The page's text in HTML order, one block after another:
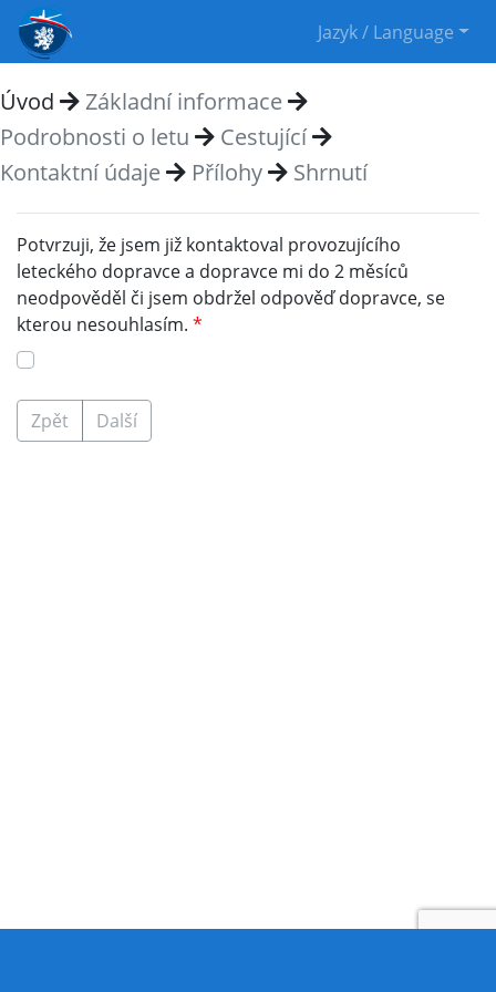
Jazyk / Language
Úvod
Základní informace
Podrobnosti o letu
Cestující
Kontaktní údaje
Přílohy Shrnutí
Potvrzuji, že jsem již kontaktoval provozujícího
leteckého dopravce a dopravce mi do 2 měsíců
neodpověděl či jsem obdržel odpověď dopravce, se
kterou nesouhlasím.
Zpět Další